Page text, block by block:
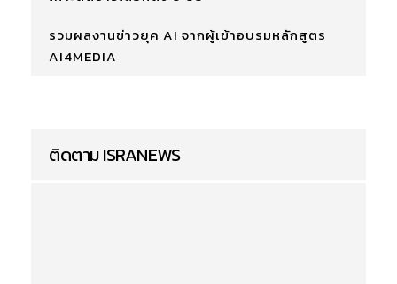
รวมผลงานข่าวยุค AI จากผู้เข้าอบรมหลักสูตร
AI4MEDIA
ติดตาม ISRANEWS